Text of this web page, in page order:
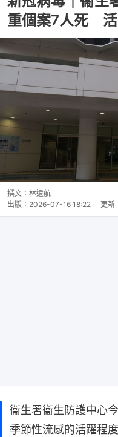
重個案7人死 活
撰文： 林遠航
出版： 2026-07-16 18:22 更新
衞生署衞生防護中心
季節性流感的活躍程